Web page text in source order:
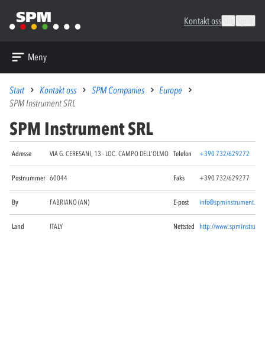
Kontakt oss
Meny
Start Kontakt oss SPM Companies
Europe
SPM Instrument SRL
SPM Instrument SRL
Adresse VIA G. CERESANI, 13 - LOC. CAMPO DELL'OLMO Telefon +390 732/629272
Postnummer 60044 Faks +390 732/629277
By FABRIANO (AN) E-post info@spminstrument.it
Land ITALY Nettsted http://